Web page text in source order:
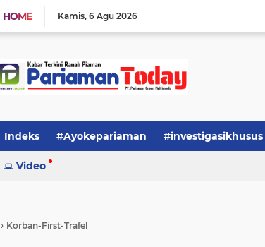
HOME Kamis 6 Agu 2026
Indeks #Ayokepariaman #investigasikhusus
Video
› Korban-First-Trafel